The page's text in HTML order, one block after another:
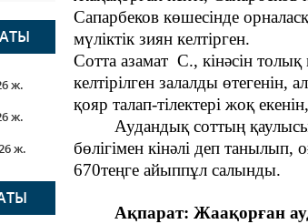
ж.
ж.
ж.
Сапарбеков көшесінде
мүліктік зиян келтірген.
Сотта азамат С., кінәсін толық
келтірілген залалды
қояр талап-тілектері жоқ
Аудандық соттың
бөлігімен кінәлі деп
670теңге айыппұл салынды.
Ақпарат: Жаақорған